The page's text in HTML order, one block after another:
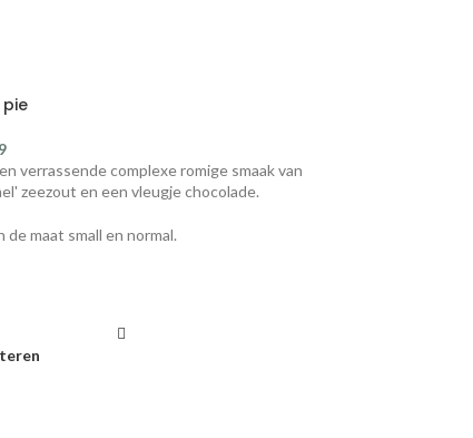
pie
verrassende complexe romige smaak van
zeezout en een vleugje chocolade.
de maat small en normal.